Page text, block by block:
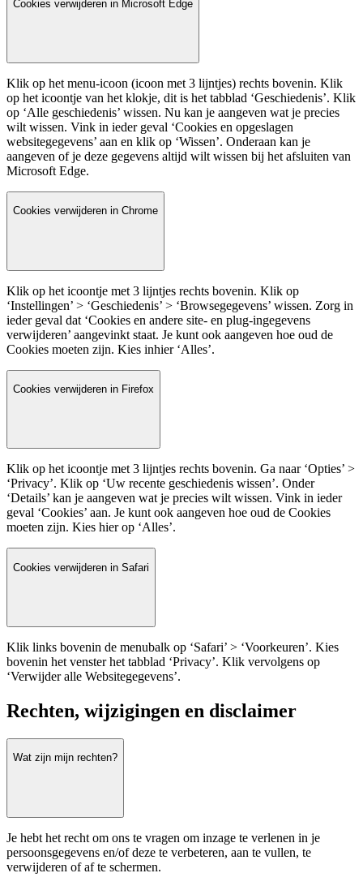
Cookies verwijderen in Microsoft Edge
Klik op het menu-icoon (icoon met 3 lijntjes) rechts bovenin. Klik
op het icoontje van het klokje, dit is het tabblad ‘Geschiedenis’. Klik
op ‘Alle geschiedenis’ wissen. Nu kan je aangeven wat je precies
wilt wissen. Vink in ieder geval ‘Cookies en opgeslagen
websitegegevens’ aan en klik op ‘Wissen’. Onderaan kan je
aangeven of je deze gegevens altijd wilt wissen bij het afsluiten van
Microsoft Edge.
Cookies verwijderen in Chrome
Klik op het icoontje met 3 lijntjes rechts bovenin. Klik op
‘Instellingen’ > ‘Geschiedenis’ > ‘Browsegegevens’ wissen. Zorg in
ieder geval dat ‘Cookies en andere site- en plug-ingegevens
verwijderen’ aangevinkt staat. Je kunt ook aangeven hoe oud de
Cookies moeten zijn. Kies inhier ‘Alles’.
Cookies verwijderen in Firefox
Klik op het icoontje met 3 lijntjes rechts bovenin. Ga naar ‘Opties’ >
‘Privacy’. Klik op ‘Uw recente geschiedenis wissen’. Onder
‘Details’ kan je aangeven wat je precies wilt wissen. Vink in ieder
geval ‘Cookies’ aan. Je kunt ook aangeven hoe oud de Cookies
moeten zijn. Kies hier op ‘Alles’.
Cookies verwijderen in Safari
Klik links bovenin de menubalk op ‘Safari’ > ‘Voorkeuren’. Kies
bovenin het venster het tabblad ‘Privacy’. Klik vervolgens op
‘Verwijder alle Websitegegevens’.
Rechten, wijzigingen en disclaimer
Wat zijn mijn rechten?
Je hebt het recht om ons te vragen om inzage te verlenen in je
persoonsgegevens en/of deze te verbeteren, aan te vullen, te
verwijderen of af te schermen.